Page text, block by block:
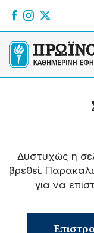
Δυστυχώς η
βρεθεί.
για να